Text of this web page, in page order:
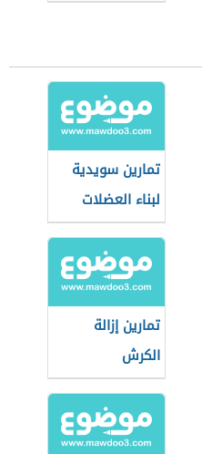
تمارين سويدية
لبناء العضلات
تمارين إزالة
الكرش